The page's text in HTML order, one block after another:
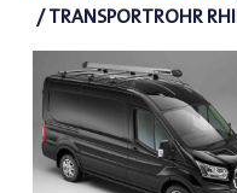
/ TRANSPORTROHR